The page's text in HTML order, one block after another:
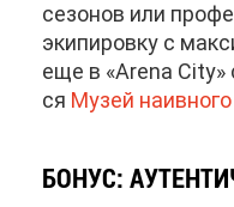
се­зо­нов или
эки­пи­ров­ку с
еще в «Arena
ся Му­зей
БО­НУС: